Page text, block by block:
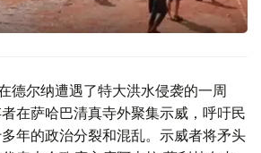
德尔纳遭遇了特大洪水侵袭的一周
在萨哈巴清真寺外聚集示威，呼吁民
年的政治分裂和混乱。示威者将矛头